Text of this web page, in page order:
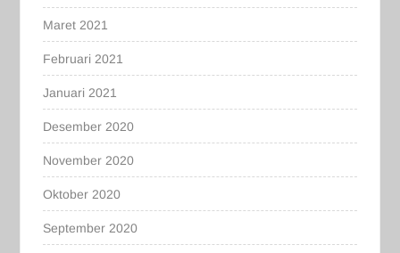
Maret 2021
Februari 2021
Januari 2021
Desember 2020
November 2020
Oktober 2020
September 2020